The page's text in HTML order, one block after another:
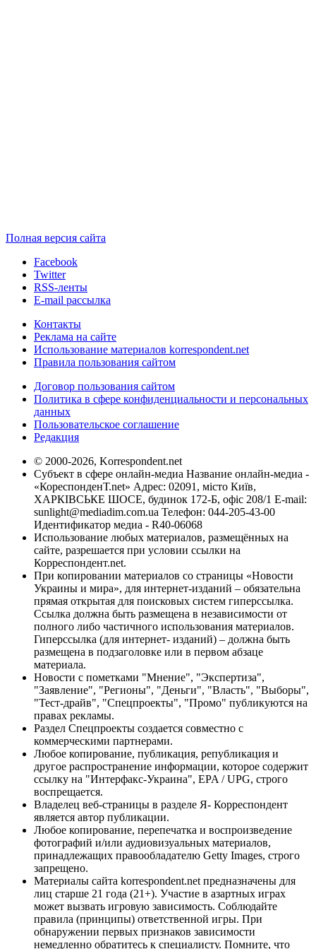
Полная версия сайта
Facebook
Twitter
RSS-ленты
E-mail рассылка
Контакты
Реклама на сайте
Использование материалов korrespondent.net
Правила пользования сайтом
Договор пользования сайтом
Политика в сфере конфиденциальности и персональных
данных
Пользовательское соглашение
Редакция
© 2000-2026, Korrespondent.net
Субъект в сфере онлайн-медиа Название онлайн-медиа -
«КореспонденТ.net» Адрес: 02091, місто Київ,
ХАРКІВСЬКЕ ШОСЕ, будинок 172-Б, офіс 208/1 E-mail:
sunlight@mediadim.com.ua Телефон: 044-205-43-00
Идентификатор медиа - R40-06068
Использование любых материалов, размещённых на
сайте, разрешается при условии ссылки на
Корреспондент.net.
При копировании материалов со страницы «Новости
Украины и мира», для интернет-изданий – обязательна
прямая открытая для поисковых систем гиперссылка.
Ссылка должна быть размещена в независимости от
полного либо частичного использования материалов.
Гиперссылка (для интернет- изданий) – должна быть
размещена в подзаголовке или в первом абзаце
материала.
Новости с пометками "Мнение", "Экспертиза",
"Заявление", "Регионы", "Деньги", "Власть", "Выборы",
"Тест-драйв", "Спецпроекты", "Промо" публикуются на
правах рекламы.
Раздел Спецпроекты создается совместно с
коммерческими партнерами.
Любое копирование, публикация, републикация и
другое распространение информации, которое содержит
ссылку на "Интерфакс-Украина", EPA / UPG, строго
воспрещается.
Владелец веб-страницы в разделе Я- Корреспондент
является автор публикации.
Любое копирование, перепечатка и воспроизведение
фотографий и/или аудиовизуальных материалов,
принадлежащих правообладателю Getty Images, строго
запрещено.
Материалы сайта korrespondent.net предназначены для
лиц старше 21 года (21+). Участие в азартных играх
может вызвать игровую зависимость. Соблюдайте
правила (принципы) ответственной игры. При
обнаружении первых признаков зависимости
немедленно обратитесь к специалисту. Помните, что